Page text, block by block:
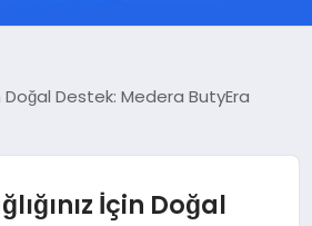
Doğal Destek: Medera ButyEra
İçin Doğal